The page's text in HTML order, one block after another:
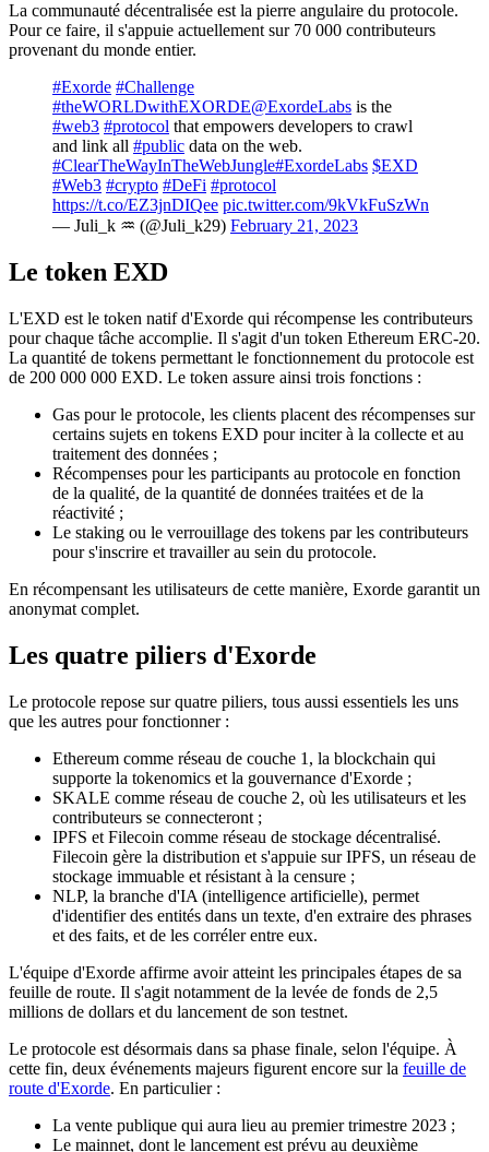
La communauté décentralisée est la pierre angulaire du protocole.
Pour ce faire, il s'appuie actuellement sur 70 000 contributeurs
provenant du monde entier.
#Exorde #Challenge
#theWORLDwithEXORDE@ExordeLabs is the
#web3 #protocol that empowers developers to crawl
and link all #public data on the web.
#ClearTheWayInTheWebJungle#ExordeLabs $EXD
#Web3 #crypto #DeFi #protocol
https://t.co/EZ3jnDIQee pic.twitter.com/9kVkFuSzWn
— Juli_k ♒ (@Juli_k29) February 21, 2023
Le token EXD
L'EXD est le token natif d'Exorde qui récompense les contributeurs
pour chaque tâche accomplie. Il s'agit d'un token Ethereum ERC-20.
La quantité de tokens permettant le fonctionnement du protocole est
de 200 000 000 EXD. Le token assure ainsi trois fonctions :
Gas pour le protocole, les clients placent des récompenses sur
certains sujets en tokens EXD pour inciter à la collecte et au
traitement des données ;
Récompenses pour les participants au protocole en fonction
de la qualité, de la quantité de données traitées et de la
réactivité ;
Le staking ou le verrouillage des tokens par les contributeurs
pour s'inscrire et travailler au sein du protocole.
En récompensant les utilisateurs de cette manière, Exorde garantit un
anonymat complet.
Les quatre piliers d'Exorde
Le protocole repose sur quatre piliers, tous aussi essentiels les uns
que les autres pour fonctionner :
Ethereum comme réseau de couche 1, la blockchain qui
supporte la tokenomics et la gouvernance d'Exorde ;
SKALE comme réseau de couche 2, où les utilisateurs et les
contributeurs se connecteront ;
IPFS et Filecoin comme réseau de stockage décentralisé.
Filecoin gère la distribution et s'appuie sur IPFS, un réseau de
stockage immuable et résistant à la censure ;
NLP, la branche d'IA (intelligence artificielle), permet
d'identifier des entités dans un texte, d'en extraire des phrases
et des faits, et de les corréler entre eux.
L'équipe d'Exorde affirme avoir atteint les principales étapes de sa
feuille de route. Il s'agit notamment de la levée de fonds de 2,5
millions de dollars et du lancement de son testnet.
Le protocole est désormais dans sa phase finale, selon l'équipe. À
cette fin, deux événements majeurs figurent encore sur la feuille de
route d'Exorde. En particulier :
La vente publique qui aura lieu au premier trimestre 2023 ;
Le mainnet, dont le lancement est prévu au deuxième